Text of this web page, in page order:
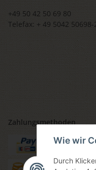
Wie wir
Durch
+49 50 42 50 69 80
Telefax: + 49 5042 50698-
Zahlungsmethoden